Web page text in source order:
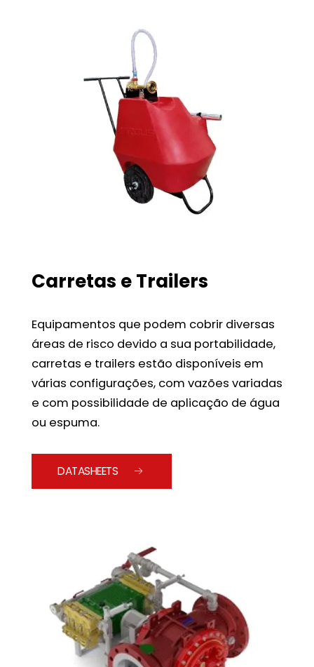
Carretas e Trailers
Equipamentos que podem cobrir diversas
áreas de risco devido a sua portabilidade,
carretas e trailers estão disponíveis em
várias configurações, com vazões variadas
e com possibilidade de aplicação de água
ou espuma.
DATASHEETS